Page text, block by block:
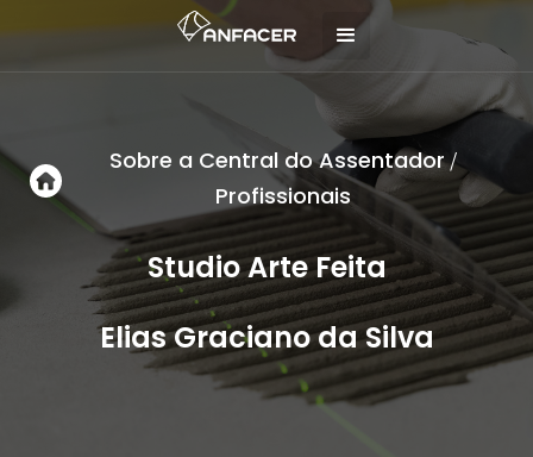
Sobre a Central do Assentador/
Profissionais
Studio Arte Feita
Elias Graciano da Silva